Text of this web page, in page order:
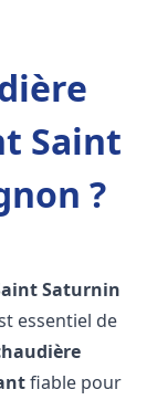
Saint
?
Saturnin
essentiel de
fiable pour